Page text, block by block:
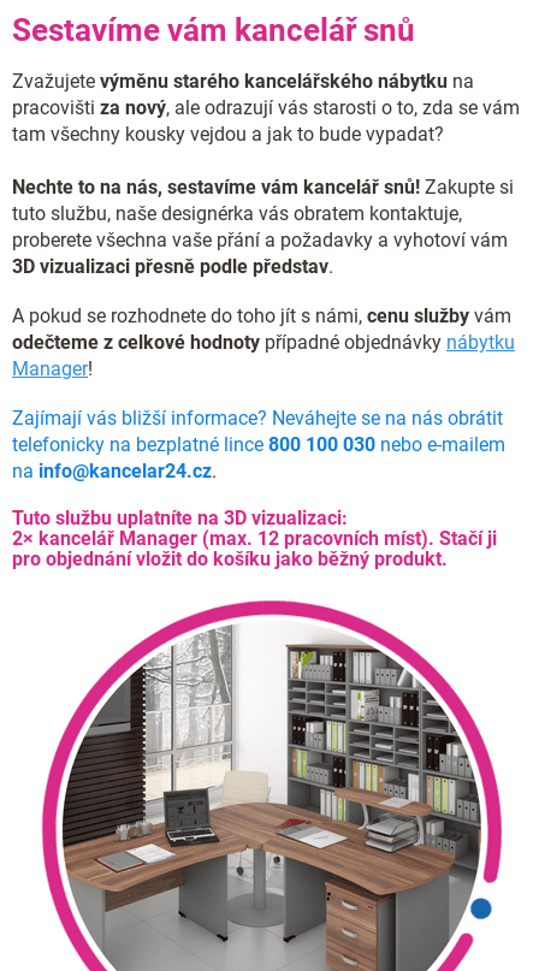
Sestavíme vám kancelář snů
Zvažujete výměnu starého kancelářského nábytku na
pracovišti za nový, ale odrazují vás starosti o to, zda se vám
tam všechny kousky vejdou a jak to bude vypadat?
Nechte to na nás, sestavíme vám kancelář snů! Zakupte si
tuto službu, naše designérka vás obratem kontaktuje,
proberete všechna vaše přání a požadavky a vyhotoví vám
3D vizualizaci přesně podle představ.
A pokud se rozhodnete do toho jít s námi, cenu služby vám
odečteme z celkové hodnoty případné objednávky nábytku
Manager!
Zajímají vás bližší informace? Neváhejte se na nás obrátit
telefonicky na bezplatné lince 800 100 030 nebo e-mailem
na info@kancelar24.cz.
Tuto službu uplatníte na 3D vizualizaci:
2× kancelář Manager (max. 12 pracovních míst). Stačí ji
pro objednání vložit do košíku jako běžný produkt.